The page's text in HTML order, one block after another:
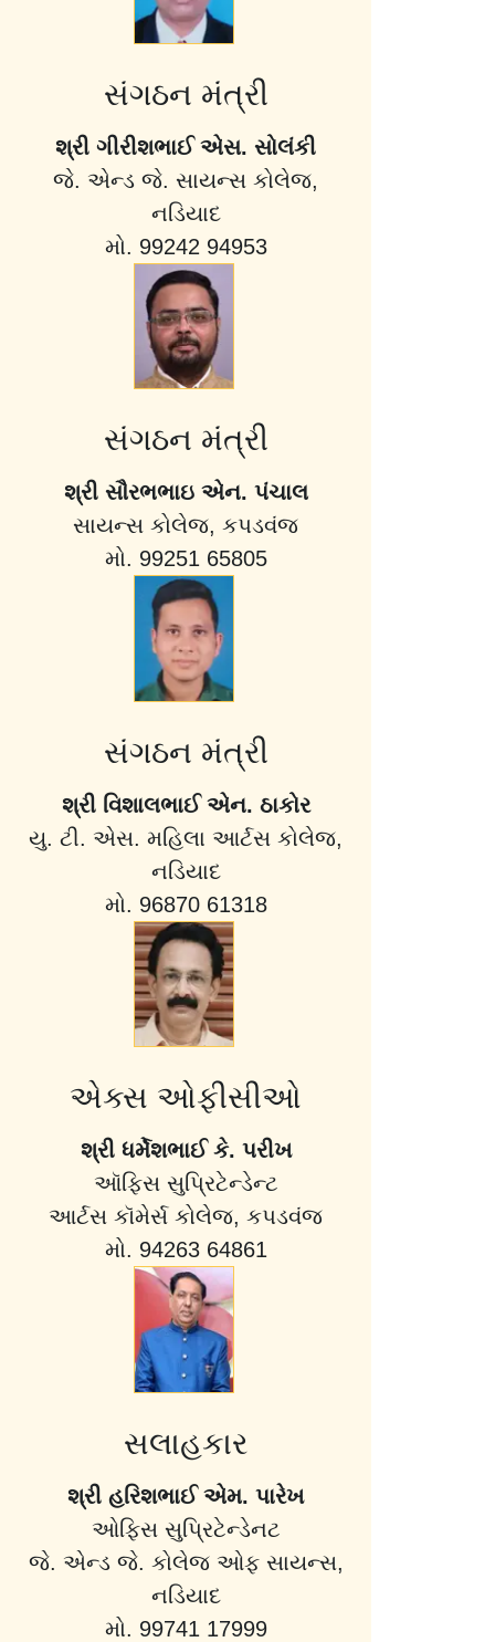
સંગઠન મંત્રી
શ્રી ગીરીશભાઈ એસ. સોલંકી
જે. એન્ડ જે. સાયન્સ કોલેજ,
નડિયાદ
મો. 99242 94953
સંગઠન મંત્રી
શ્રી સૌરભભાઇ એન. પંચાલ
સાયન્સ કોલેજ, કપડવંજ
મો. 99251 65805
સંગઠન મંત્રી
શ્રી વિશાલભાઈ એન. ઠાકોર
યુ. ટી. એસ. મહિલા આર્ટસ કોલેજ,
નડિયાદ
મો. 96870 61318
એક્સ ઓફીસીઓ
શ્રી ધર્મેશભાઈ કે. પરીખ
ઑફિસ સુપ્રિટેન્ડેન્ટ
આર્ટસ કૉમેર્સ કોલેજ, કપડવંજ
મો. 94263 64861
સલાહકાર
શ્રી હરિશભાઈ એમ. પારેખ
ઓફિસ સુપ્રિટેન્ડેનટ
જે. એન્ડ જે. કોલેજ ઓફ સાયન્સ,
નડિયાદ
મો. 99741 17999